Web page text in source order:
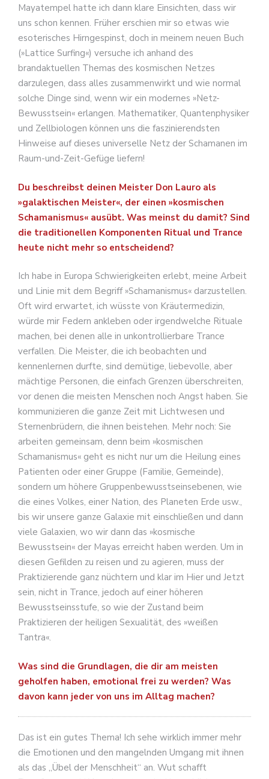
Mayatempel hatte ich dann klare Einsichten, dass wir
uns schon kennen. Früher erschien mir so etwas wie
esoterisches Hirngespinst, doch in meinem neuen Buch
(»Lattice Surfing«) versuche ich anhand des
brandaktuellen Themas des kosmischen Netzes
darzulegen, dass alles zusammenwirkt und wie normal
solche Dinge sind, wenn wir ein modernes »Netz-
Bewusstsein« erlangen. Mathematiker, Quantenphysiker
und Zellbiologen können uns die faszinierendsten
Hinweise auf dieses universelle Netz der Schamanen im
Raum-und-Zeit-Gefüge liefern!
Du beschreibst deinen Meister Don Lauro als
»galaktischen Meister«, der einen »kosmischen
Schamanismus« ausübt. Was meinst du damit? Sind
die traditionellen Komponenten Ritual und Trance
heute nicht mehr so entscheidend?
Ich habe in Europa Schwierigkeiten erlebt, meine Arbeit
und Linie mit dem Begriff »Schamanismus« darzustellen.
Oft wird erwartet, ich wüsste von Kräutermedizin,
würde mir Federn ankleben oder irgendwelche Rituale
machen, bei denen alle in unkontrollierbare Trance
verfallen. Die Meister, die ich beobachten und
kennenlernen durfte, sind demütige, liebevolle, aber
mächtige Personen, die einfach Grenzen überschreiten,
vor denen die meisten Menschen noch Angst haben. Sie
kommunizieren die ganze Zeit mit Lichtwesen und
Sternenbrüdern, die ihnen beistehen. Mehr noch: Sie
arbeiten gemeinsam, denn beim »kosmischen
Schamanismus« geht es nicht nur um die Heilung eines
Patienten oder einer Gruppe (Familie, Gemeinde),
sondern um höhere Gruppenbewusstseinsebenen, wie
die eines Volkes, einer Nation, des Planeten Erde usw.,
bis wir unsere ganze Galaxie mit einschließen und dann
viele Galaxien, wo wir dann das »kosmische
Bewusstsein« der Mayas erreicht haben werden. Um in
diesen Gefilden zu reisen und zu agieren, muss der
Praktizierende ganz nüchtern und klar im Hier und Jetzt
sein, nicht in Trance, jedoch auf einer höheren
Bewusstseinsstufe, so wie der Zustand beim
Praktizieren der heiligen Sexualität, des »weißen
Tantra«.
Was sind die Grundlagen, die dir am meisten
geholfen haben, emotional frei zu werden? Was
davon kann jeder von uns im Alltag machen?
Das ist ein gutes Thema! Ich sehe wirklich immer mehr
die Emotionen und den mangelnden Umgang mit ihnen
als das „Übel der Menschheit“ an. Wut schafft